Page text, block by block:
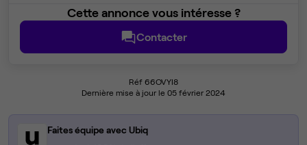
Cette annonce vous intéresse ?
Contacter
Réf 66OVYI8
Dernière mise à jour le 05 février 2024
Faites équipe avec Ubiq